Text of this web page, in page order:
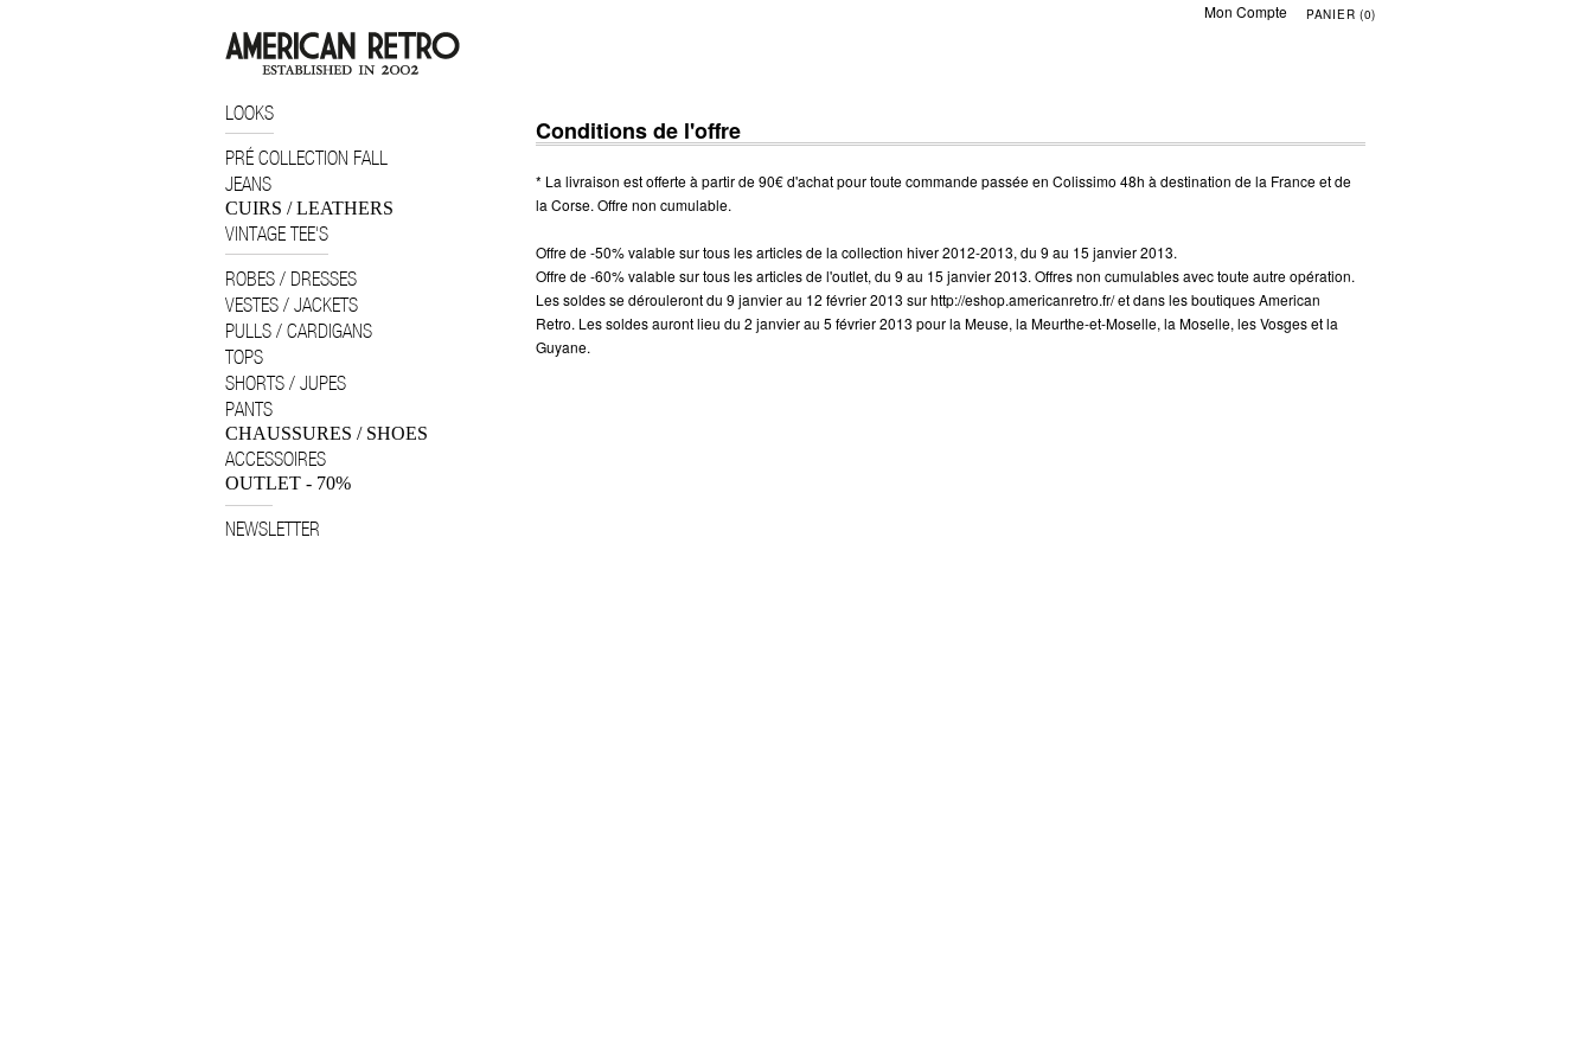
Conditions de l'offre
* La livraison est offerte à partir de 90€ d'achat pour toute commande passée en Colissimo 48h à destination de la France et de
la Corse. Offre non cumulable.
Offre de -50% valable sur tous les articles de la collection hiver 2012-2013, du 9 au 15 janvier 2013.
Offre de -60% valable sur tous les articles de l'outlet, du 9 au 15 janvier 2013. Offres non cumulables avec toute autre opération.
Les soldes se dérouleront du 9 janvier au 12 février 2013 surhttp://eshop.americanretro.fr/et dans les boutiques American
Retro. Les soldes auront lieu du 2 janvier au 5 février 2013 pour la Meuse, la Meurthe-et-Moselle, la Moselle, les Vosges et la
Guyane.
PANIER (0)
Mon Compte
LOOKS
PRÉ COLLECTION FALL
JEANS
CUIRS / LEATHERS
VINTAGE TEE'S
ROBES / DRESSES
VESTES / JACKETS
PULLS / CARDIGANS
TOPS
SHORTS / JUPES
PANTS
CHAUSSURES / SHOES
ACCESSOIRES
OUTLET - 70%
NEWSLETTER